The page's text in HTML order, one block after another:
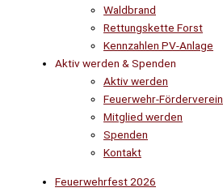
Waldbrand
Rettungskette Forst
Kennzahlen PV-Anlage
Aktiv werden & Spenden
Aktiv werden
Feuerwehr-Förderverein
Mitglied werden
Spenden
Kontakt
Feuerwehrfest 2026